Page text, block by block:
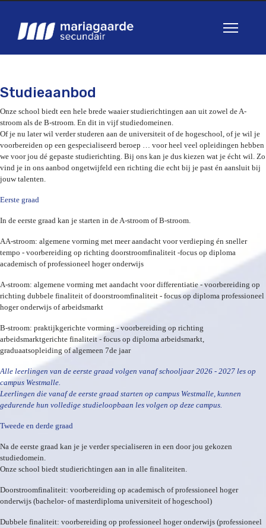
Studieaanbod
Onze school biedt een hele brede waaier studierichtingen aan uit zowel de A-
stroom als de B-stroom. En dit in vijf studiedomeinen.
Of je nu later wil verder studeren aan de universiteit of de hogeschool, of je wil je
voorbereiden op een gespecialiseerd beroep … voor heel veel opleidingen hebben
we voor jou dé gepaste studierichting. Bij ons kan je dus kiezen wat je écht wil. Zo
vind je in ons aanbod ongetwijfeld een richting die echt bij je past én aansluit bij
jouw talenten.
Eerste graad
In de eerste graad kan je starten in de A-stroom of B-stroom.
AA-stroom: algemene vorming met meer aandacht voor verdieping én sneller
tempo - voorbereiding op richting doorstroomfinaliteit -focus op diploma
academisch of professioneel hoger onderwijs
A-stroom: algemene vorming met aandacht voor differentiatie - voorbereiding op
richting dubbele finaliteit of doorstroomfinaliteit - focus op diploma professioneel
hoger onderwijs of arbeidsmarkt
B-stroom: praktijkgerichte vorming - voorbereiding op richting
arbeidsmarktgerichte finaliteit - focus op diploma arbeidsmarkt,
graduaatsopleiding of algemeen 7de jaar
Alle leerlingen van de eerste graad volgen vanaf schooljaar 2026 - 2027 les op
campus Westmalle.
Leerlingen die vanaf de eerste graad starten op campus Westmalle, kunnen
gedurende hun volledige studieloopbaan les volgen op deze campus.
Tweede en derde graad
Na de eerste graad kan je je verder specialiseren in een door jou gekozen
studiedomein.
Onze school biedt studierichtingen aan in alle finaliteiten.
Doorstroomfinaliteit: voorbereiding op academisch of professioneel hoger
onderwijs (bachelor- of masterdiploma universiteit of hogeschool)
Dubbele finaliteit: voorbereiding op professioneel hoger onderwijs (professioneel